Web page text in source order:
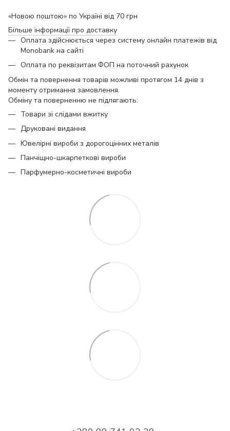
«Новою поштою» по Україні від 70 грн
Більше інформації про доставку
Оплата здійснюється через систему онлайн платежів від
Monobank на сайті
Оплата по реквізитам ФОП на поточний рахунок
Обмін та повернення товарів можливі протягом 14 днів з
моменту отримання замовлення.
Обміну та поверненню не підлягають:
Товари зі слідами вжитку
Друковані видання
Ювелірні вироби з дорогоцінних металів
Панчіщно-шкарпеткові вироби
Парфумерно-косметичні вироби